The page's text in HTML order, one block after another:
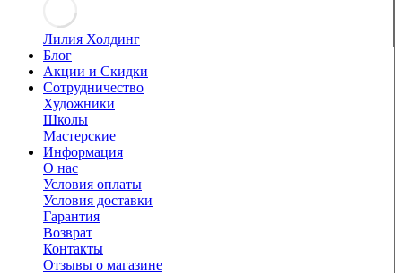
Лилия Холдинг
Блог
Акции и Скидки
Сотрудничество
Художники
Школы
Мастерские
Информация
О нас
Условия оплаты
Условия доставки
Гарантия
Возврат
Контакты
Отзывы о магазине